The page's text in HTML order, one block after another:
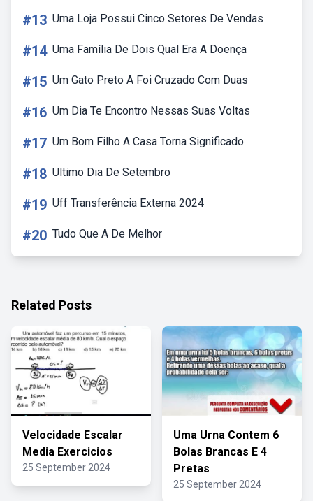
#13 Uma Loja Possui Cinco Setores De Vendas
#14 Uma Família De Dois Qual Era A Doença
#15 Um Gato Preto A Foi Cruzado Com Duas
#16 Um Dia Te Encontro Nessas Suas Voltas
#17 Um Bom Filho A Casa Torna Significado
#18 Ultimo Dia De Setembro
#19 Uff Transferência Externa 2024
#20 Tudo Que A De Melhor
Related Posts
Velocidade Escalar
Media Exercicios
25 September 2024
Uma Urna Contem 6
Bolas Brancas E 4
Pretas
25 September 2024